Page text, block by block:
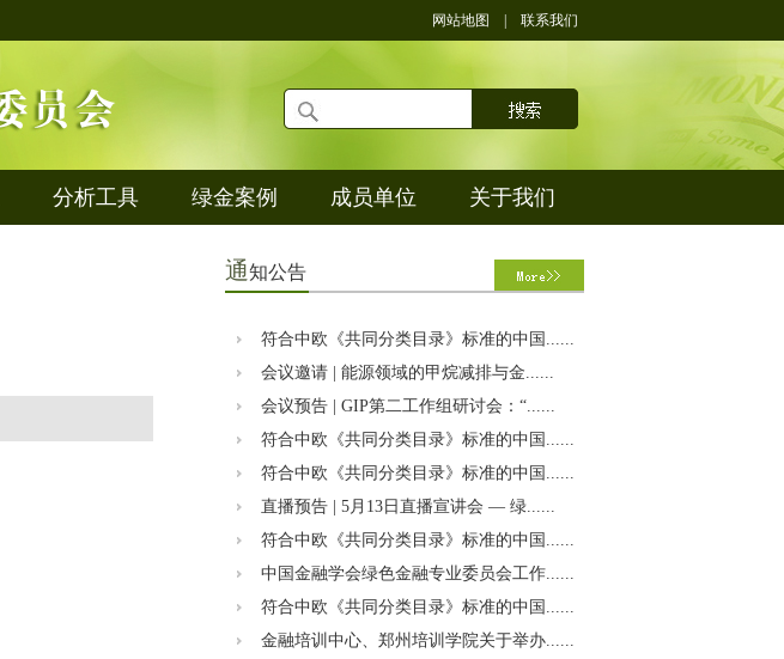
网站地图 联系我们
分析工具 绿金案例 成员单位 关于我们
通知公告
符合中欧《共同分类目录》标准的中国......
会议邀请 | 能源领域的甲烷减排与金......
会议预告 | GIP第二工作组研讨会：“......
符合中欧《共同分类目录》标准的中国......
符合中欧《共同分类目录》标准的中国......
直播预告 | 5月13日直播宣讲会 — 绿......
符合中欧《共同分类目录》标准的中国......
中国金融学会绿色金融专业委员会工作......
符合中欧《共同分类目录》标准的中国......
金融培训中心、郑州培训学院关于举办......